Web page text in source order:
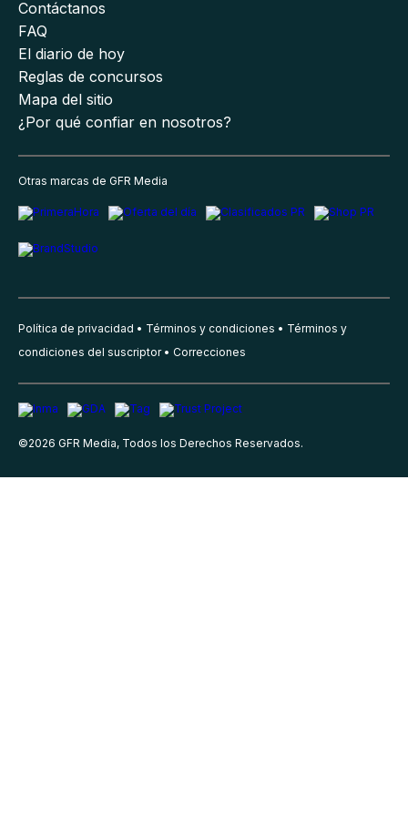
Contáctanos
FAQ
El diario de hoy
Reglas de concursos
Mapa del sitio
¿Por qué confiar en nosotros?
Otras marcas de GFR Media
Política de privacidad Términos y condiciones
Términos y
condiciones del suscriptor
Correcciones
©2026 GFR Media, Todos los Derechos Reservados.